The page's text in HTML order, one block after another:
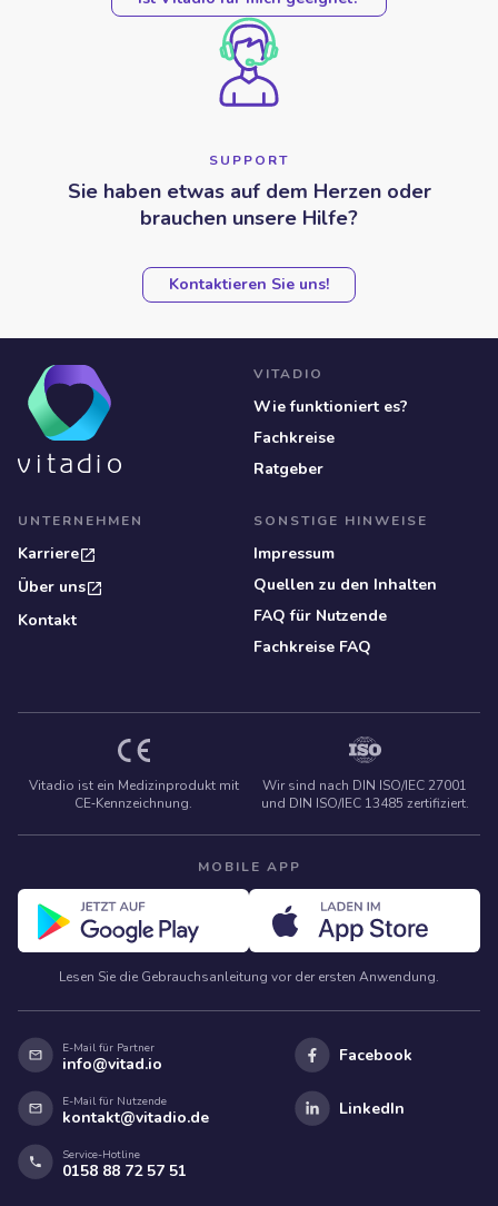
SUPPORT
Sie haben etwas auf dem Herzen oder
brauchen unsere Hilfe?
Kontaktieren Sie uns!
VITADIO
Wie funktioniert es?
Fachkreise
Ratgeber
UNTERNEHMEN
Karriere
Über uns
Kontakt
SONSTIGE HINWEISE
Impressum
Quellen zu den Inhalten
FAQ für Nutzende
Fachkreise FAQ
Vitadio ist ein Medizinprodukt mit
CE‑Kennzeichnung.
Wir sind nach DIN ISO/IEC 27001
und DIN ISO/IEC 13485 zertifiziert.
MOBILE APP
Lesen Sie die Gebrauchsanleitung vor der ersten Anwendung.
E-Mail für Partner
info@vitad.io
E-Mail für Nutzende
kontakt@vitadio.de
Service-Hotline
0158 88 72 57 51
Facebook
LinkedIn